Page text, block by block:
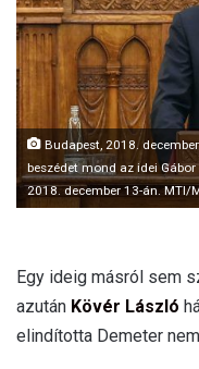
i
l
Budapest, 2018.
beszédet mond az idei
2018. december 13-án. MTI/
Egy ideig másról sem
azután Kövér László
elindította Demeter